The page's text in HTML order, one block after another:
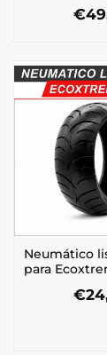
€
Neumático
para
€